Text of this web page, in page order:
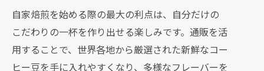
自宅カフェで試したい通販の特選商品
自家焙煎で味わう香り高い一杯の贅沢
通販で得られる自家焙煎の香りの秘密
自家焙煎を始める際の最大の利点は、自分だけの
こだわりの一杯を作り出せる楽しみです。通販を活
用することで、世界各地から厳選された新鮮なコー
ヒー豆を手に入れやすくなり、多様なフレーバーを